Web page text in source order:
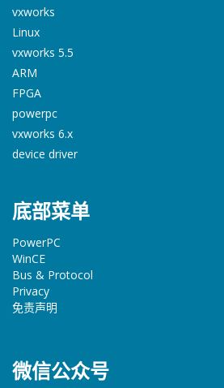
vxworks
Linux
vxworks 5.5
ARM
FPGA
powerpc
vxworks 6.x
device driver
底部菜单
PowerPC
WinCE
Bus & Protocol
Privacy
免责声明
微信公众号